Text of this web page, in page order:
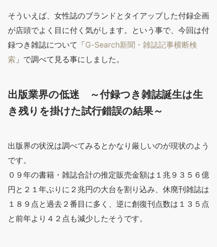
そういえば、女性誌のブランドとタイアップした付録企画
が店頭でよく目に付く気がします。という事で、今回は付
録つき雑誌について「G-Search新聞・雑誌記事横断検
索 」で調べて見る事にしました。
出版業界の低迷 ～付録つき雑誌誕生は生
き残りを掛けた試行錯誤の結果～
出版界の状況は調べてみるとかなり厳しいのが現状のよう
です。
０９年の書籍・雑誌合計の推定販売金額は１兆９３５６億
円と２１年ぶりに２兆円の大台を割り込み、休廃刊雑誌は
１８９点と過去２番目に多く、逆に創復刊点数は１３５点
と前年より４２点も減少したそうです。